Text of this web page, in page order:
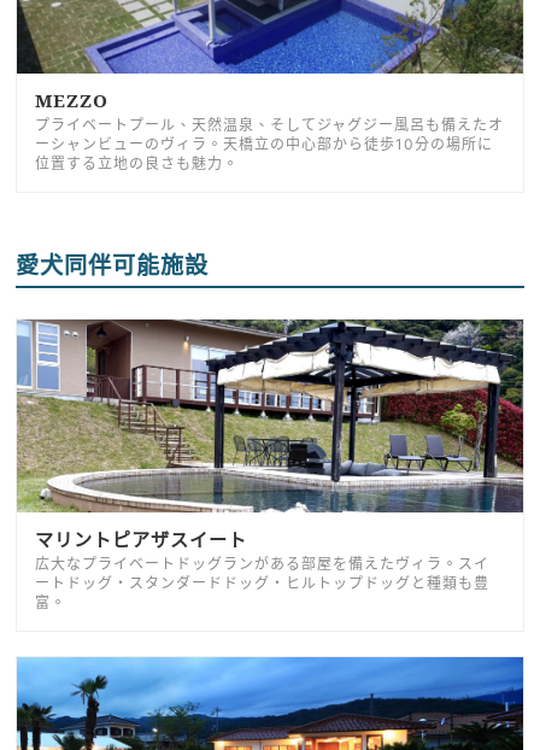
MEZZO
プライベートプール、天然温泉、そしてジャグジー風呂も備えたオ
ーシャンビューのヴィラ。天橋立の中心部から徒歩10分の場所に
位置する立地の良さも魅力。
愛犬同伴可能施設
マリントピアザスイート
広大なプライベートドッグランがある部屋を備えたヴィラ。スイ
ートドッグ・スタンダードドッグ・ヒルトップドッグと種類も豊
富。